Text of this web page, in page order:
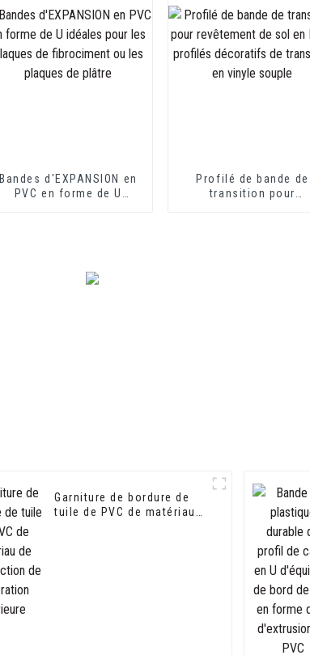
Bandes d'EXPANSION en
PVC en forme de U
Profilé de bande de
transition pour
Garniture de bordure de
tuile de PVC de matériau